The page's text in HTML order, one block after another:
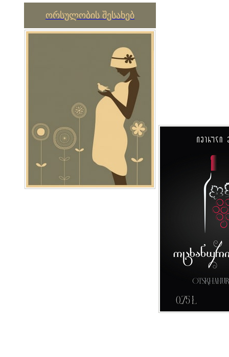
ორსულობის შესახებ